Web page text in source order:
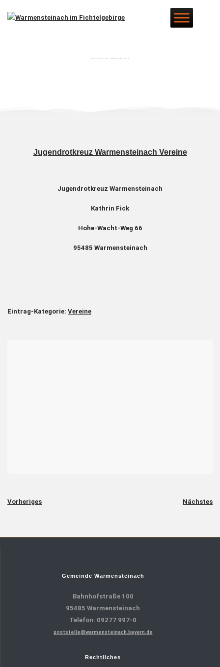
Jugendrotkreuz Warmensteinach
Jugendrotkreuz Warmensteinach Vereine
Jugendrotkreuz Warmensteinach
Kathrin Fick
Hohe-Wacht-Weg 66
95485 Warmensteinach
Eintrag-Kategorie: Vereine
Vorheriges Nächstes
Gemeinde Warmensteinach
Bahnhofstraße 100
95485 Warmensteinach
Telefon: 09277 997-0
poststelle@warmensteinach.bayern.de
Rechtliches